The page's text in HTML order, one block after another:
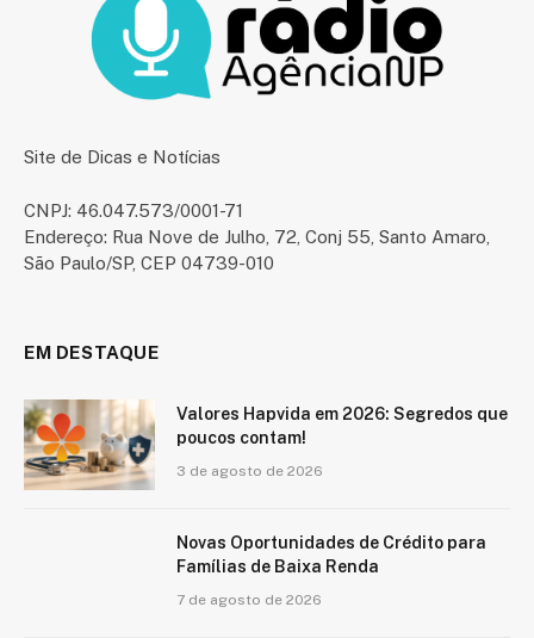
Site de Dicas e Notícias
CNPJ: 46.047.573/0001-71
Endereço: Rua Nove de Julho, 72, Conj 55, Santo Amaro,
São Paulo/SP, CEP 04739-010
EM DESTAQUE
Valores Hapvida em 2026: Segredos que
poucos contam!
3 de agosto de 2026
Novas Oportunidades de Crédito para
Famílias de Baixa Renda
7 de agosto de 2026